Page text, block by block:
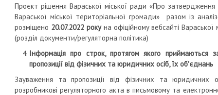
Проєкт рішення Вараської міської ради «Про затвердження
Вараської міської територіальної громади»
разом із
розміщено 20.07.2022 рокуна офіційному вебсайті
(розділ документи/регуляторна політика)
Інформація про строк, протягом якого приймаються
пропозиції від фізичних та юридичних осіб, їх об'єднань
Зауваження та пропозиції від фізичних та юридичних
розробникові регуляторного акта в письмовому та